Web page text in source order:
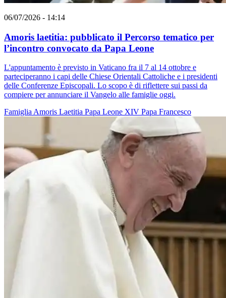
06/07/2026 - 14:14
Amoris laetitia: pubblicato il Percorso tematico per
l’incontro convocato da Papa Leone
L'appuntamento è previsto in Vaticano fra il 7 al 14 ottobre e
parteciperanno i capi delle Chiese Orientali Cattoliche e i presidenti
delle Conferenze Episcopali. Lo scopo è di riflettere sui passi da
compiere per annunciare il Vangelo alle famiglie oggi.
Famiglia Amoris Laetitia Papa Leone XIV Papa Francesco